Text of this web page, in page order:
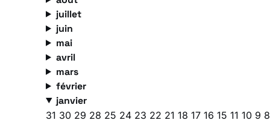
juillet
juin
mai
avril
mars
février
janvier
31 30 29 28 25 24 23 22 21 18 17 16 15 11 10 9 8